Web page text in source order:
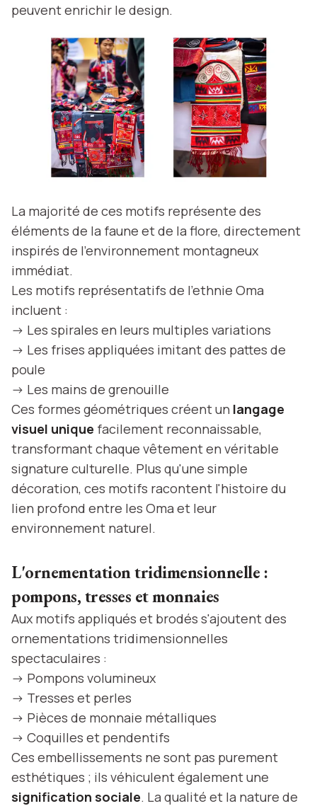
peuvent enrichir le design.
La majorité de ces motifs représente des
éléments de la faune et de la flore, directement
inspirés de l'environnement montagneux
immédiat.
Les motifs représentatifs de l'ethnie Oma
incluent :
-> Les spirales en leurs multiples variations
-> Les frises appliquées imitant des pattes de
poule
-> Les mains de grenouille
Ces formes géométriques créent un langage
visuel unique facilement reconnaissable,
transformant chaque vêtement en véritable
signature culturelle. Plus qu'une simple
décoration, ces motifs racontent l'histoire du
lien profond entre les Oma et leur
environnement naturel.
L'ornementation tridimensionnelle :
pompons, tresses et monnaies
Aux motifs appliqués et brodés s'ajoutent des
ornementations tridimensionnelles
spectaculaires :
-> Pompons volumineux
-> Tresses et perles
-> Pièces de monnaie métalliques
-> Coquilles et pendentifs
Ces embellissements ne sont pas purement
esthétiques ; ils véhiculent également une
signification sociale. La qualité et la nature de